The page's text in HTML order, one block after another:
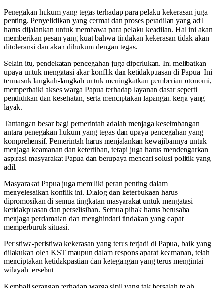
Penegakan hukum yang tegas terhadap para pelaku kekerasan juga
penting. Penyelidikan yang cermat dan proses peradilan yang adil
harus dijalankan untuk membawa para pelaku keadilan. Hal ini akan
memberikan pesan yang kuat bahwa tindakan kekerasan tidak akan
ditoleransi dan akan dihukum dengan tegas.
Selain itu, pendekatan pencegahan juga diperlukan. Ini melibatkan
upaya untuk mengatasi akar konflik dan ketidakpuasan di Papua. Ini
termasuk langkah-langkah untuk meningkatkan pemberian otonomi,
memperbaiki akses warga Papua terhadap layanan dasar seperti
pendidikan dan kesehatan, serta menciptakan lapangan kerja yang
layak.
Tantangan besar bagi pemerintah adalah menjaga keseimbangan
antara penegakan hukum yang tegas dan upaya pencegahan yang
komprehensif. Pemerintah harus menjalankan kewajibannya untuk
menjaga keamanan dan ketertiban, tetapi juga harus mendengarkan
aspirasi masyarakat Papua dan berupaya mencari solusi politik yang
adil.
Masyarakat Papua juga memiliki peran penting dalam
menyelesaikan konflik ini. Dialog dan keterbukaan harus
dipromosikan di semua tingkatan masyarakat untuk mengatasi
ketidakpuasan dan perselisihan. Semua pihak harus berusaha
menjaga perdamaian dan menghindari tindakan yang dapat
memperburuk situasi.
Peristiwa-peristiwa kekerasan yang terus terjadi di Papua, baik yang
dilakukan oleh KST maupun dalam respons aparat keamanan, telah
menciptakan ketidakpastian dan ketegangan yang terus mengintai
wilayah tersebut.
Kembali serangan terhadap warga sipil yang tak bersalah telah